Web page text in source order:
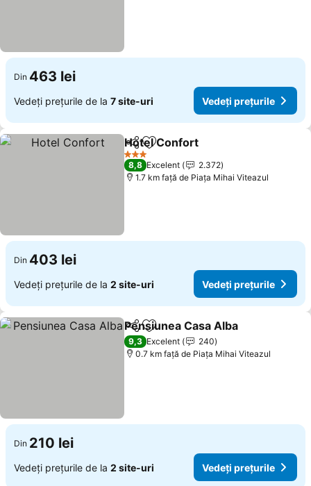
Din 463 lei
Vedeți prețurile de la 7 site-uri Vedeți prețurile
DistribuițiAdăugaţi la favorite
Hotel Confort
3 Stele
8,8 Excelent
2.372
1.7 km faţă de Piaţa Mihai Viteazul
Din 403 lei
Vedeți prețurile de la 2 site-uri Vedeți prețurile
DistribuițiAdăugaţi la favorite
Pensiunea Casa Alba
9,3 Excelent
240
0.7 km faţă de Piaţa Mihai Viteazul
Din 210 lei
Vedeți prețurile de la 2 site-uri Vedeți prețurile